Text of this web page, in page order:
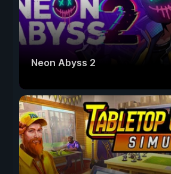
Neon Abyss 2